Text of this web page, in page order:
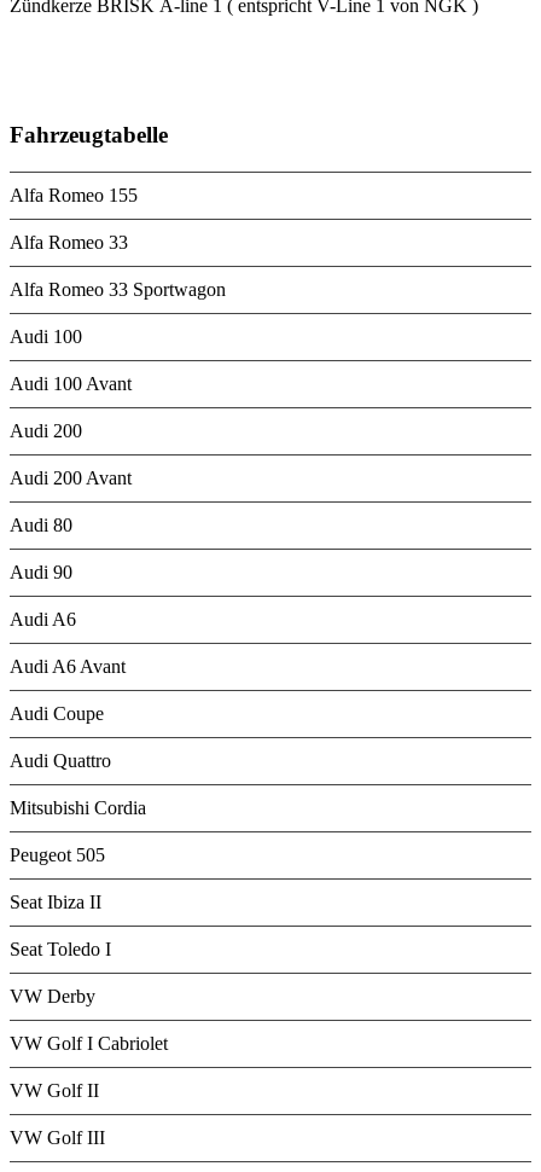
Zündkerze BRISK A-line 1 ( entspricht V-Line 1 von NGK )
Fahrzeugtabelle
Alfa Romeo 155
Alfa Romeo 33
Alfa Romeo 33 Sportwagon
Audi 100
Audi 100 Avant
Audi 200
Audi 200 Avant
Audi 80
Audi 90
Audi A6
Audi A6 Avant
Audi Coupe
Audi Quattro
Mitsubishi Cordia
Peugeot 505
Seat Ibiza II
Seat Toledo I
VW Derby
VW Golf I Cabriolet
VW Golf II
VW Golf III